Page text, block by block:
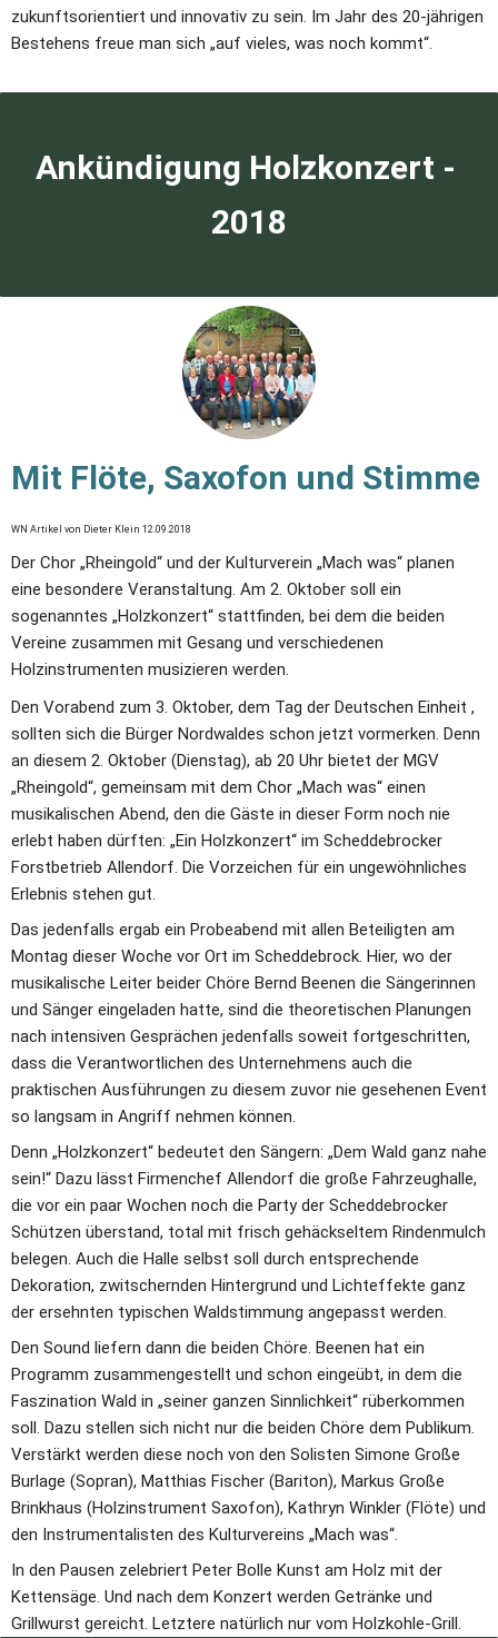
zukunftsorientiert und innovativ zu sein. Im Jahr des 20-jährigen
Bestehens freue man sich „auf vieles, was noch kommt“.
Ankündigung Holzkonzert -
2018
Mit Flöte, Saxofon und Stimme
WN Artikel von Dieter Klein 12.09.2018
Der Chor „Rheingold“ und der Kulturverein „Mach was“ planen
eine besondere Veranstaltung. Am 2. Oktober soll ein
sogenanntes „Holzkonzert“ stattfinden, bei dem die beiden
Vereine zusammen mit Gesang und verschiedenen
Holzinstrumenten musizieren werden.
Den Vorabend zum 3. Oktober, dem Tag der Deutschen Einheit ,
sollten sich die Bürger Nordwaldes schon jetzt vormerken. Denn
an diesem 2. Oktober (Dienstag), ab 20 Uhr bietet der MGV
„Rheingold“, gemeinsam mit dem Chor „Mach was“ einen
musikalischen Abend, den die Gäste in dieser Form noch nie
erlebt haben dürften: „Ein Holzkonzert“ im Scheddebrocker
Forstbetrieb Allendorf. Die Vorzeichen für ein ungewöhnliches
Erlebnis stehen gut.
Das jedenfalls ergab ein Probeabend mit allen Beteiligten am
Montag dieser Woche vor Ort im Scheddebrock. Hier, wo der
musikalische Leiter beider Chöre Bernd Beenen die Sängerinnen
und Sänger eingeladen hatte, sind die theoretischen Planungen
nach intensiven Gesprächen jedenfalls soweit fortgeschritten,
dass die Verantwortlichen des Unternehmens auch die
praktischen Ausführungen zu diesem zuvor nie gesehenen Event
so langsam in Angriff nehmen können.
Denn „Holzkonzert“ bedeutet den Sängern: „Dem Wald ganz nahe
sein!“ Dazu lässt Firmenchef Allendorf die große Fahrzeughalle,
die vor ein paar Wochen noch die Party der Scheddebrocker
Schützen überstand, total mit frisch gehäckseltem Rindenmulch
belegen. Auch die Halle selbst soll durch entsprechende
Dekoration, zwitschernden Hintergrund und Lichteffekte ganz
der ersehnten typischen Waldstimmung angepasst werden.
Den Sound liefern dann die beiden Chöre. Beenen hat ein
Programm zusammengestellt und schon eingeübt, in dem die
Faszination Wald in „seiner ganzen Sinnlichkeit“ rüberkommen
soll. Dazu stellen sich nicht nur die beiden Chöre dem Publikum.
Verstärkt werden diese noch von den Solisten Simone Große
Burlage (Sopran), Matthias Fischer (Bariton), Markus Große
Brinkhaus (Holzinstrument Saxofon), Kathryn Winkler (Flöte) und
den Instrumentalisten des Kulturvereins „Mach was“.
In den Pausen zelebriert Peter Bolle Kunst am Holz mit der
Kettensäge. Und nach dem Konzert werden Getränke und
Grillwurst gereicht. Letztere natürlich nur vom Holzkohle-Grill.